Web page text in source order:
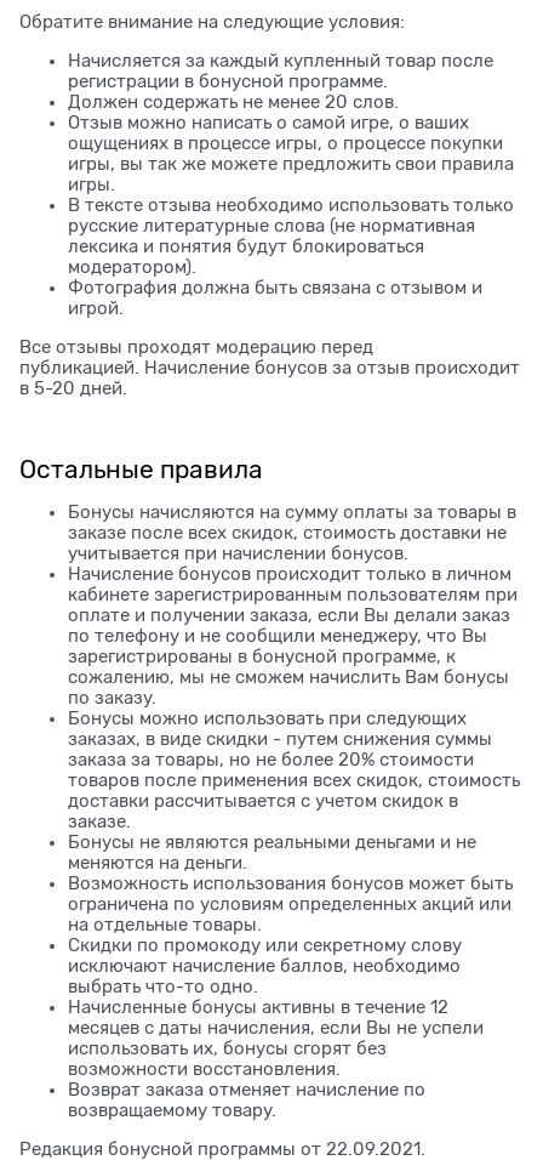
Обратите внимание на следующие условия:
Начисляется за каждый купленный товар после
регистрации в бонусной программе.
Должен содержать не менее 20 слов.
Отзыв можно написать о самой игре, о ваших
ощущениях в процессе игры, о процессе покупки
игры, вы так же можете предложить свои правила
игры.
В тексте отзыва необходимо использовать только
русские литературные слова (не нормативная
лексика и понятия будут блокироваться
модератором).
Фотография должна быть связана с отзывом и
игрой.
Все отзывы проходят модерацию перед
публикацией. Начисление бонусов за отзыв происходит
в 5-20 дней.
Остальные правила
Бонусы начисляются на сумму оплаты за товары в
заказе после всех скидок, стоимость доставки не
учитывается при начислении бонусов.
Начисление бонусов происходит только в личном
кабинете зарегистрированным пользователям при
оплате и получении заказа, если Вы делали заказ
по телефону и не сообщили менеджеру, что Вы
зарегистрированы в бонусной программе, к
сожалению, мы не сможем начислить Вам бонусы
по заказу.
Бонусы можно использовать при следующих
заказах, в виде скидки - путем снижения суммы
заказа за товары, но не более 20% стоимости
товаров после применения всех скидок, стоимость
доставки рассчитывается с учетом скидок в
заказе.
Бонусы не являются реальными деньгами и не
меняются на деньги.
Возможность использования бонусов может быть
ограничена по условиям определенных акций или
на отдельные товары.
Скидки по промокоду или секретному слову
исключают начисление баллов, необходимо
выбрать что-то одно.
Начисленные бонусы активны в течение 12
месяцев с даты начисления, если Вы не успели
использовать их, бонусы сгорят без
возможности восстановления.
Возврат заказа отменяет начисление по
возвращаемому товару.
Редакция бонусной программы от 22.09.2021.